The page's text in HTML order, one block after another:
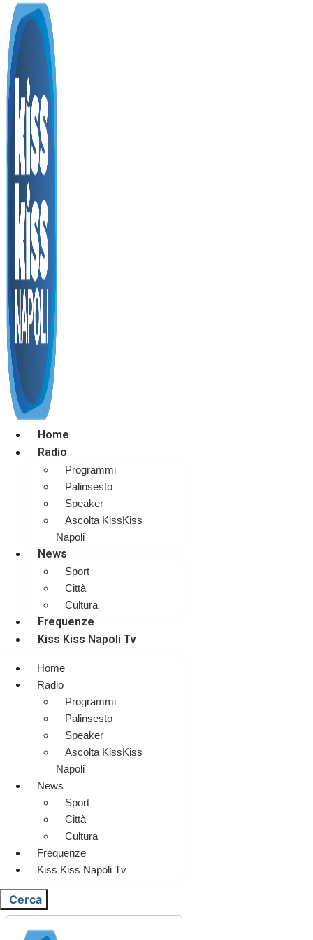
Home
Radio
Programmi
Palinsesto
Speaker
Ascolta KissKiss
Napoli
News
Sport
Città
Cultura
Frequenze
Kiss Kiss Napoli Tv
Home
Radio
Programmi
Palinsesto
Speaker
Ascolta KissKiss
Napoli
News
Sport
Città
Cultura
Frequenze
Kiss Kiss Napoli Tv
Cerca